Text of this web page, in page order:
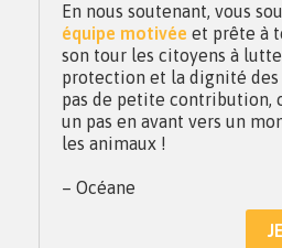
En nous soutenant, vous
équipe motivée et prête à
son tour les citoyens à
protection et la dignité des
pas de petite contribution,
un pas en avant vers un
les animaux !
– Océane